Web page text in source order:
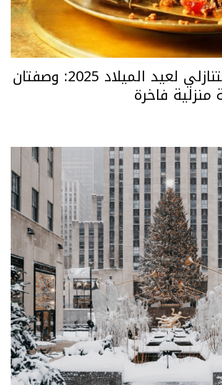
مع بدء العد التنازلي لعيد الميلاد 2025: وصفتان
فاخرة